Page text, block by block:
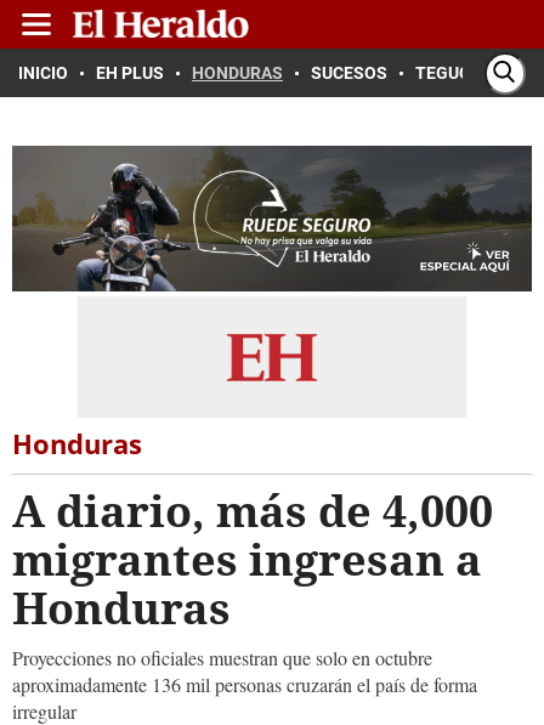
INICIO EH PLUS HONDURAS SUCESOS TEGUCIGALPA
Honduras
A diario, más de 4,000
migrantes ingresan a
Honduras
Proyecciones no oficiales muestran que solo en octubre
aproximadamente 136 mil personas cruzarán el país de forma
irregular